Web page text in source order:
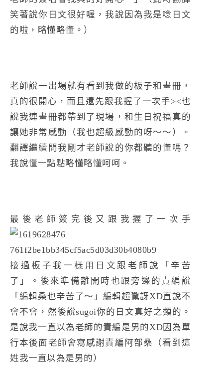
笑著說你日文很好喔，我說因為我是唸日文
的啦，略懂略懂。）
老師說一出場就有看到我做的板子和畫冊，
真的很開心，而且還先跟我握了一次手><也
說我連畫冊都帶到了現場，和生日祝福真的
讓她非常感動（我也超級感動的呀～～）。
翻譯繼續問我剛才老師說的你都聽的懂嗎？
我說懂一點點略懂略懂呵呵。
最後老師簽完後又跟我握了一次手
接過板子我一樣用日文跟老師說「辛苦
了」。後來準備離開時也跟旁邊的責編說
「編輯桑也辛苦了～」編輯超驚訝XD直說不
會不會，然後說sugoi你的日文真好之類的。
是說我一直以為老師的責編是男的XD因為單
行本後面老師會寫感謝責編阿部桑（看到這
姓我一直以為是男的）